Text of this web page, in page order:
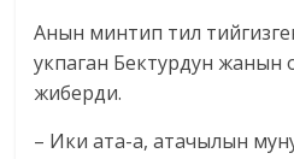
Анын минтип тил
укпаган Бектурдун
жиберди.
– Ики ата-а, атачылын